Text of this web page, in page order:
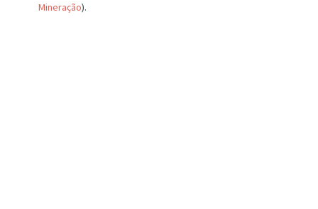
Mineração).